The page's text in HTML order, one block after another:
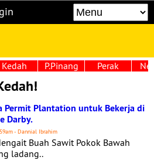
Kedah P.Pinang Perak
Permit Plantation untuk Bekerja di
Darby.
- Dannial Ibrahim
Buah Sawit Pokok Bawah
ladang..